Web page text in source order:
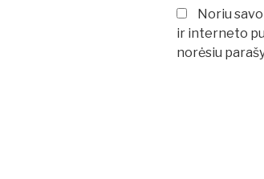
Noriu
ir interneto
norėsiu